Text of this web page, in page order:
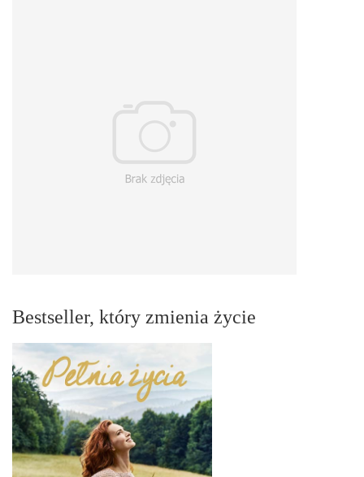
Bestseller, który zmienia życie